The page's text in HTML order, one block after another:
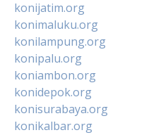
konijatim.org
konimaluku.org
konilampung.org
konipalu.org
koniambon.org
konidepok.org
konisurabaya.org
konikalbar.org